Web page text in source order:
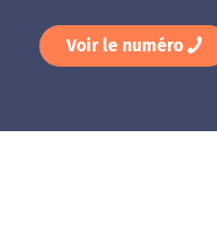
Voir le numéro